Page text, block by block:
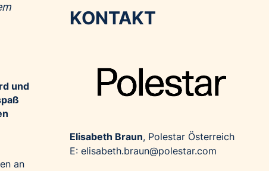
und
an
KONTAKT
Elisabeth Braun, Polestar Österreich
E: elisabeth.braun@polestar.com